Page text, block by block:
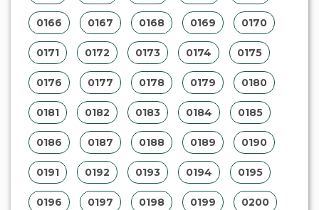
0166 0167 0168 0169 0170
0171 0172 0173 0174 0175
0176 0177 0178 0179 0180
0181 0182 0183 0184 0185
0186 0187 0188 0189 0190
0191 0192 0193 0194 0195
0196 0197 0198 0199 0200